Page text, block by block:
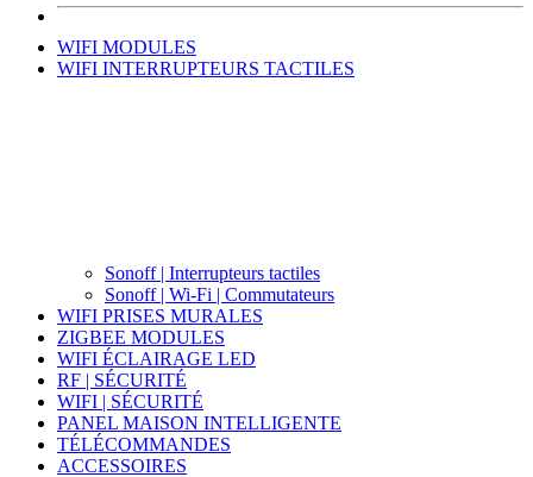
WIFI MODULES
WIFI INTERRUPTEURS TACTILES
Sonoff | Interrupteurs tactiles
Sonoff | Wi-Fi | Commutateurs
WIFI PRISES MURALES
ZIGBEE MODULES
WIFI ÉCLAIRAGE LED
RF | SÉCURITÉ
WIFI | SÉCURITÉ
PANEL MAISON INTELLIGENTE
TÉLÉCOMMANDES
ACCESSOIRES